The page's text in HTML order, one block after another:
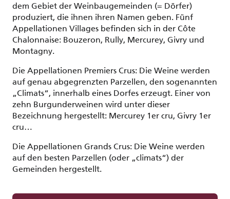
dem Gebiet der Weinbaugemeinden (= Dörfer)
produziert, die ihnen ihren Namen geben. Fünf
Appellationen Villages befinden sich in der Côte
Chalonnaise: Bouzeron, Rully, Mercurey, Givry und
Montagny.
Die Appellationen Premiers Crus: Die Weine werden
auf genau abgegrenzten Parzellen, den sogenannten
„Climats“, innerhalb eines Dorfes erzeugt. Einer von
zehn Burgunderweinen wird unter dieser
Bezeichnung hergestellt: Mercurey 1er cru, Givry 1er
cru…
Die Appellationen Grands Crus: Die Weine werden
auf den besten Parzellen (oder „climats“) der
Gemeinden hergestellt.